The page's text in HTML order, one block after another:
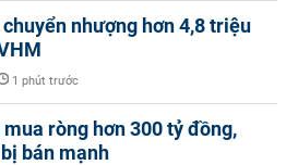
nhượng hơn 4,8 triệu
1 phút trước
ròng hơn 300 tỷ đồng,
bán mạnh